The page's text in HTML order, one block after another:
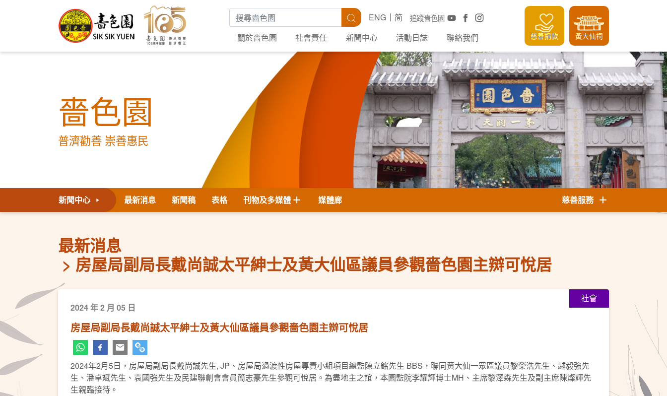
搜尋關鍵字 搜尋 追蹤嗇色園
ENG
简
關於嗇色園
社會責任 新聞中心 活動日誌 聯絡我們 慈善捐款 黃大仙祠
嗇色園
普濟勸善 崇善惠民
新聞中心 最新消息 新聞稿 表格 刊物及多媒體 媒體廊 慈善服務
最新消息
房屋局副局長戴尚誠太平紳士及黃大仙區議員參觀嗇色園主辬可悅居
社會
2024 年 2 月 05 日
房屋局副局長戴尚誠太平紳士及黃大仙區議員參觀嗇色園主辬可悅居
2024年2月5日，房屋局副局長戴尚誠先生, JP、房屋局過渡性房屋專責小組項目總監陳立銘先生 BBS，聯同黃大仙一眾區議員黎榮浩先生、越毅強先
生、潘卓斌先生、袁國強先生及民建聯創會會員簡志豪先生參觀可悅居。為盡地主之誼，本園監院李耀輝博士MH、主席黎澤森先生及副主席陳燦輝先
生親臨接待。